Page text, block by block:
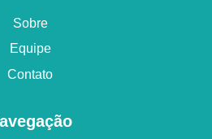
Sobre
Equipe
Contato